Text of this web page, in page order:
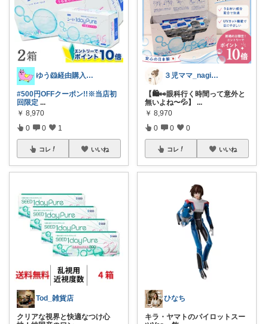
ゆう🐹経由購入感謝🙇‍♀️
#500円OFFクーポン!!※当店初
回限定 ...
￥ 8,970
0 0 1
コレ いいね
Tod_雑貨店
クリアな視界と快適なつけ心
３児ママ_nagi｜お買い物応援🧸
【🛍👀眼科行く時間って意外と
無いよね〜💦】
...
￥ 8,970
0 0 0
コレ いいね
ひなち
キラ・ヤマトのパイロットスー